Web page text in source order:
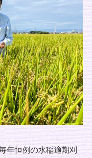
年恒例の水稲適期刈